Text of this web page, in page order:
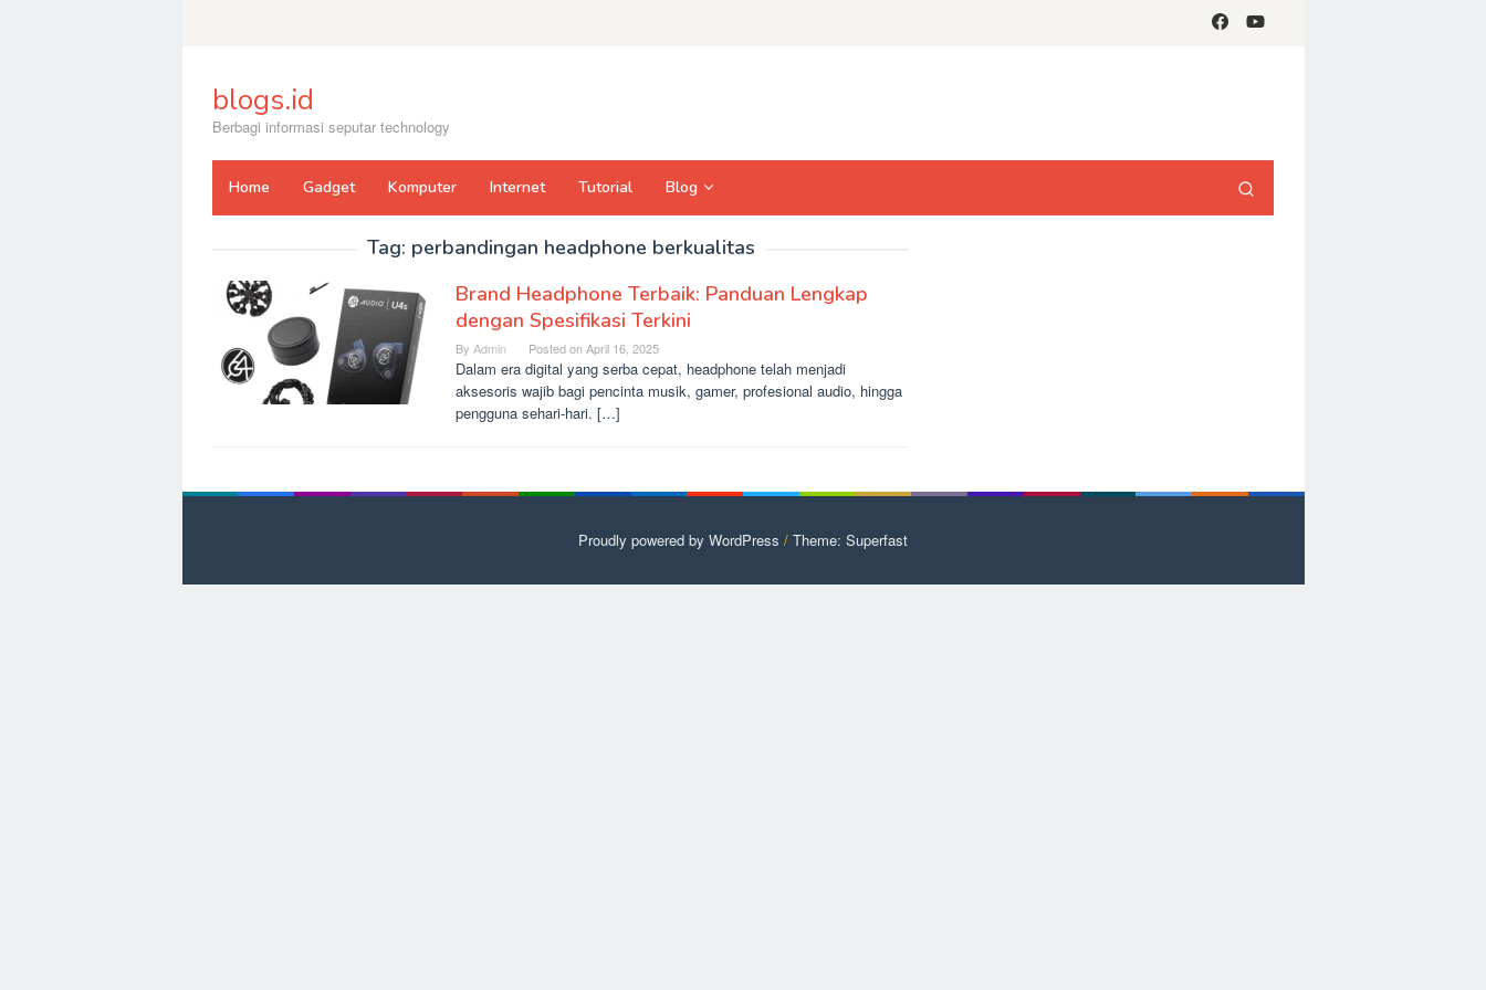
blogs.id
Berbagi informasi seputar technology
Home Gadget Komputer Internet Tutorial Blog
Tag: perbandingan headphone berkualitas
Brand Headphone Terbaik: Panduan Lengkap
dengan Spesifikasi Terkini
By Admin Posted onApril 16, 2025
Dalam era digital yang serba cepat, headphone telah menjadi
aksesoris wajib bagi pencinta musik, gamer, profesional audio, hingga
pengguna sehari-hari. […]
Proudly powered by WordPress / Theme: Superfast